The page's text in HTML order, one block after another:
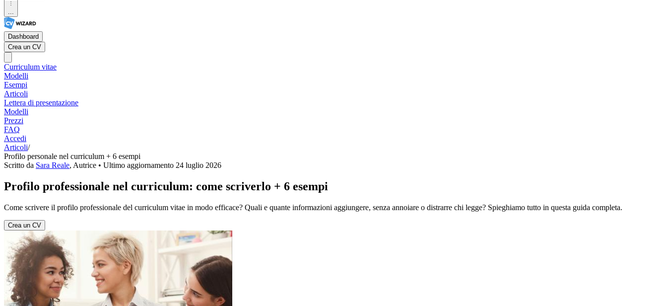
...
Dashboard
Crea un CV
Curriculum vitae
Modelli
Esempi
Articoli
Lettera di presentazione
Modelli
Prezzi
FAQ
Accedi
Articoli/
Profilo personale nel curriculum + 6 esempi
Scritto da Sara Reale, Autrice • Ultimo aggiornamento 24 luglio 2026
Profilo professionale nel curriculum: come scriverlo + 6 esempi
Come scrivere il profilo professionale del curriculum vitae in modo efficace? Quali e quante informazioni aggiungere, senza annoiare o distrarre chi legge? Spieghiamo tutto in questa guida completa.
Crea un CV